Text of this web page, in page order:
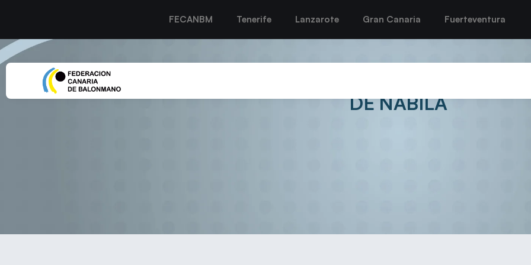
FECANBM Tenerife Lanzarote Gran Canaria Fuerteventura
LA PRIMERA LÍNEA DEL SAN JOSÉ OBRERO
DE NABILA